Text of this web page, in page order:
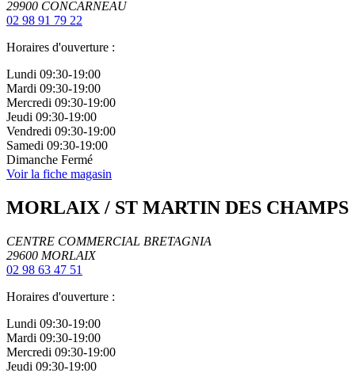
29900 CONCARNEAU
02 98 91 79 22
Horaires d'ouverture :
Lundi 09:30-19:00
Mardi 09:30-19:00
Mercredi 09:30-19:00
Jeudi 09:30-19:00
Vendredi 09:30-19:00
Samedi 09:30-19:00
Dimanche Fermé
Voir la fiche magasin
MORLAIX / ST MARTIN DES CHAMPS
CENTRE COMMERCIAL BRETAGNIA
29600 MORLAIX
02 98 63 47 51
Horaires d'ouverture :
Lundi 09:30-19:00
Mardi 09:30-19:00
Mercredi 09:30-19:00
Jeudi 09:30-19:00